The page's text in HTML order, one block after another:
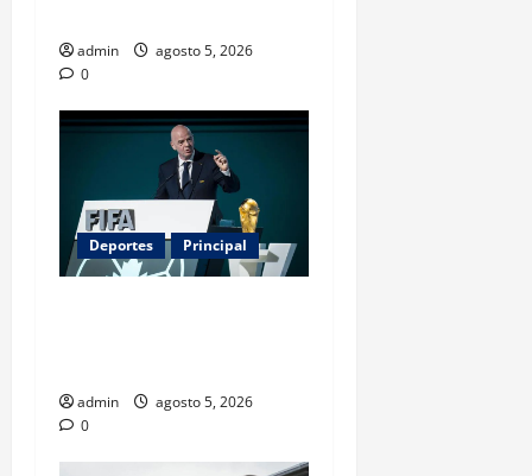
admin
agosto 5, 2026
0
Deportes Principal
admin
agosto 5, 2026
0